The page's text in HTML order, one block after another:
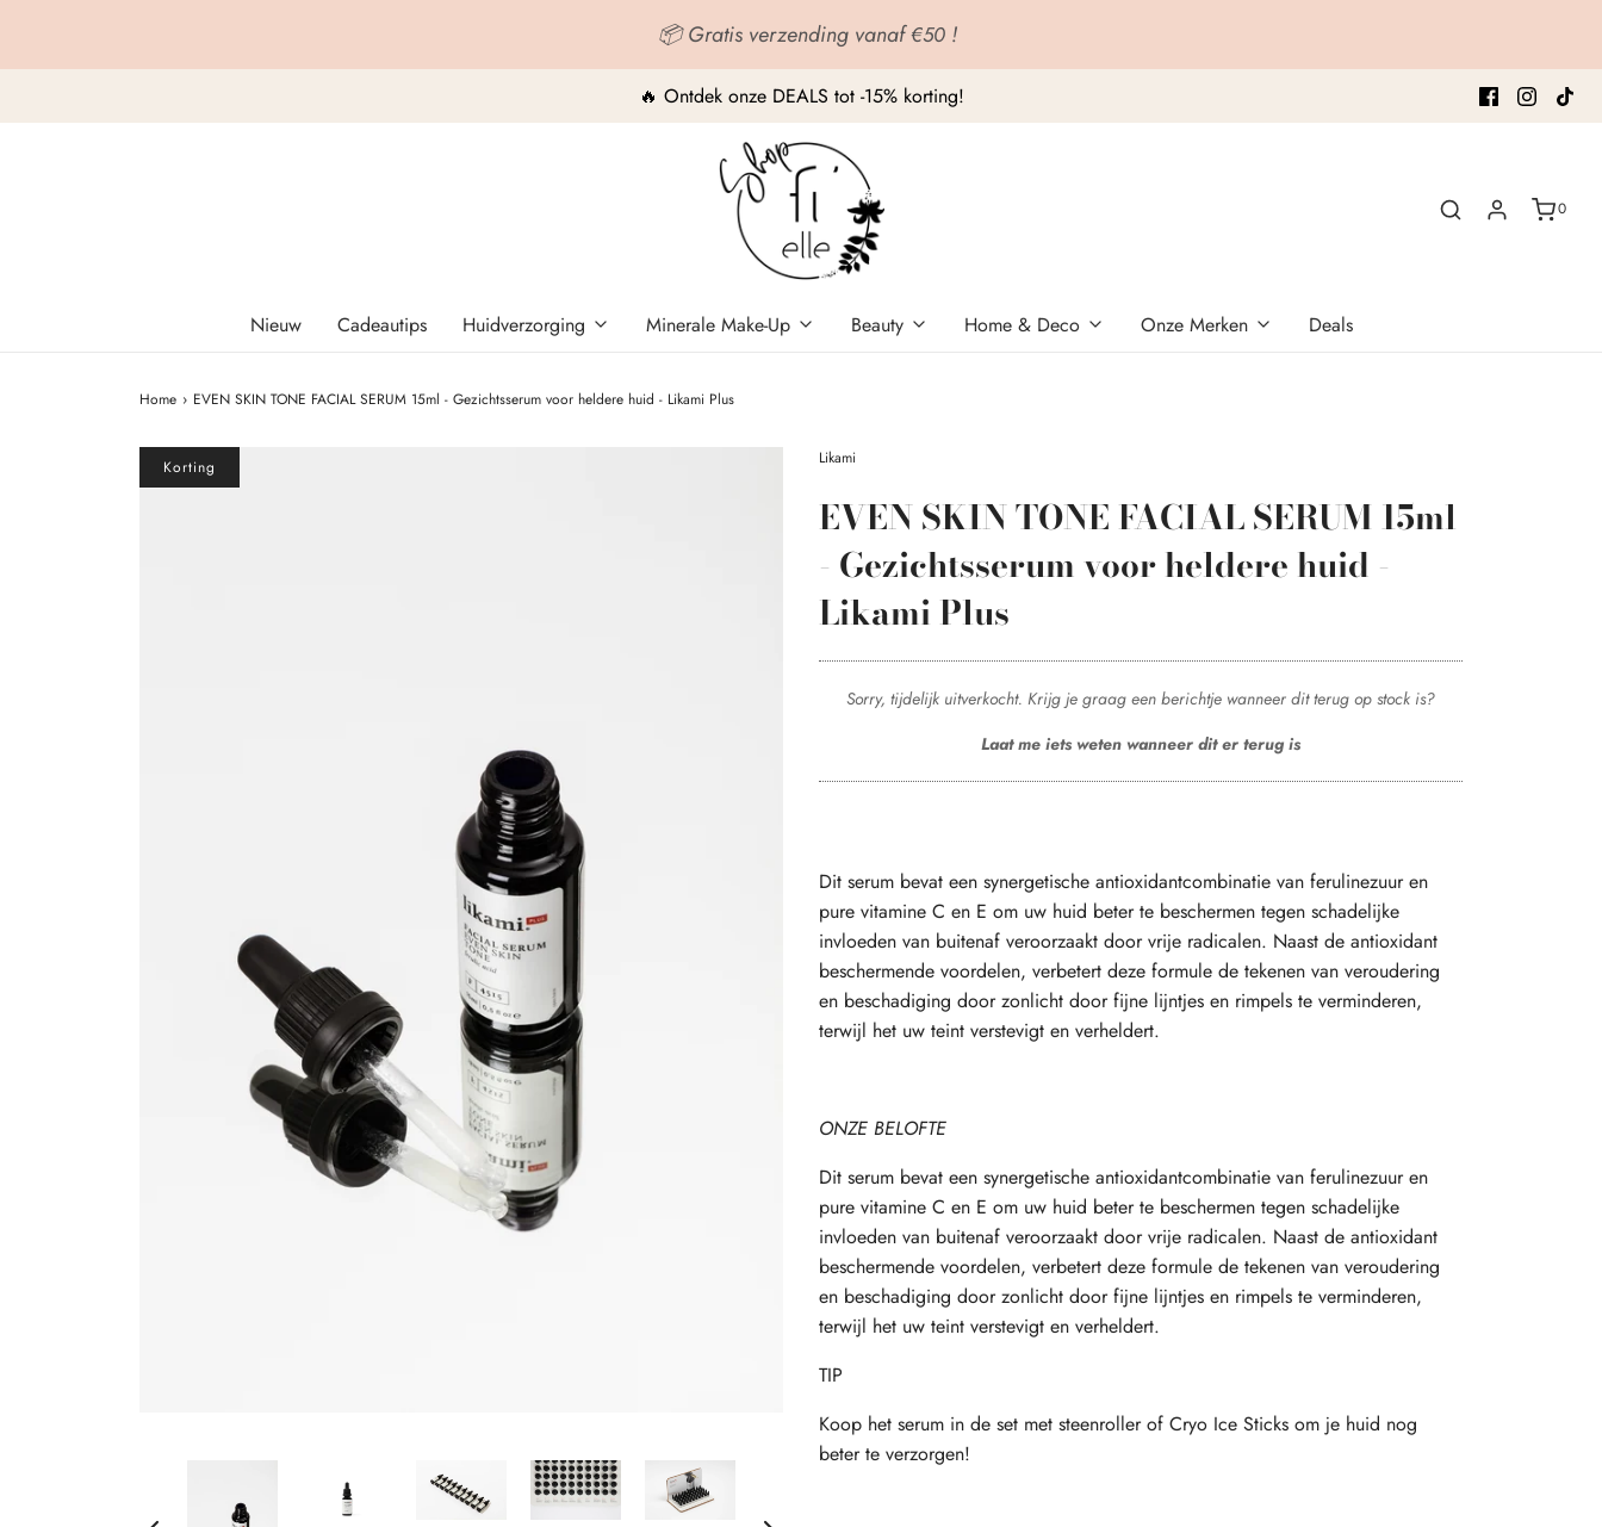
📦 Gratis verzending vanaf €50 !
🔥 Ontdek onze DEALS tot -15% korting!
0
Nieuw Cadeautips Huidverzorging Minerale Make-Up Beauty Home & Deco Onze Merken Deals
Home › EVEN SKIN TONE FACIAL SERUM 15ml - Gezichtsserum voor heldere huid - Likami Plus
Korting Likami
EVEN SKIN TONE FACIAL SERUM 15ml
- Gezichtsserum voor heldere huid -
Likami Plus
Sorry, tijdelijk uitverkocht. Krijg je graag een berichtje wanneer dit terug op stock is?
Laat me iets weten wanneer dit er terug is
Dit serum bevat een synergetische antioxidantcombinatie van ferulinezuur en
pure vitamine C en E om uw huid beter te beschermen tegen schadelijke
invloeden van buitenaf veroorzaakt door vrije radicalen. Naast de antioxidant
beschermende voordelen, verbetert deze formule de tekenen van veroudering
en beschadiging door zonlicht door fijne lijntjes en rimpels te verminderen,
terwijl het uw teint verstevigt en verheldert.
ONZE BELOFTE
Dit serum bevat een synergetische antioxidantcombinatie van ferulinezuur en
pure vitamine C en E om uw huid beter te beschermen tegen schadelijke
invloeden van buitenaf veroorzaakt door vrije radicalen. Naast de antioxidant
beschermende voordelen, verbetert deze formule de tekenen van veroudering
en beschadiging door zonlicht door fijne lijntjes en rimpels te verminderen,
terwijl het uw teint verstevigt en verheldert.
TIP
Koop het serum in de set met steenroller of Cryo Ice Sticks om je huid nog
beter te verzorgen!